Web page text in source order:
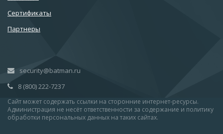
Сертификаты
Партнеры
security@batman.ru
8 (800) 222-7237
Сайт может содержать ссылки на сторонние интернет-ресурсы.
Администрация не несёт ответственности за содержание и политику
обработки персональных данных на таких сайтах.